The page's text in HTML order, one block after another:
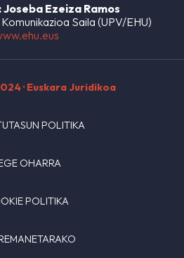
Ezeiza Ramos
Saila (UPV/EHU)
· Euskara Juridikoa
POLITIKA
OHARRA
POLITIKA